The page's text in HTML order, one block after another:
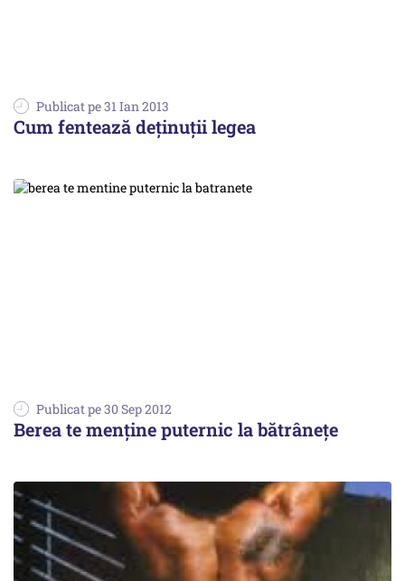
Publicat pe 31 Ian 2013
Cum fentează deținuții legea
Publicat pe 30 Sep 2012
Berea te menține puternic la bătrânețe